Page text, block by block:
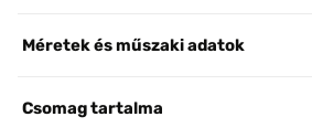
Méretek és műszaki adatok
Csomag tartalma